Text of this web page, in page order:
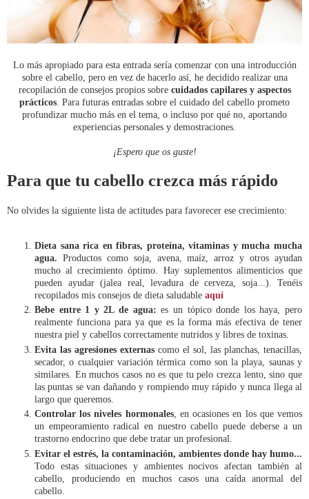
Lo más apropiado para esta entrada sería comenzar con una introducción
sobre el cabello, pero en vez de hacerlo así, he decidido realizar una
recopilación de consejos propios sobre cuidados capilares y aspectos
prácticos . Para futuras entradas sobre el cuidado del cabello prometo
profundizar mucho más en el tema, o incluso por qué no, aportando
experiencias personales y demostraciones.
¡Espero que os guste!
Para que tu cabello crezca más rápido
No olvides la siguiente lista de actitudes para favorecer ese crecimiento:
Dieta sana rica en fibras, proteína, vitaminas y mucha mucha
agua. Productos como soja, avena, maíz, arroz y otros ayudan
mucho al crecimiento óptimo. Hay suplementos alimenticios que
pueden ayudar (jalea real, levadura de cerveza, soja...). Tenéis
recopilados mis consejos de dieta saludable aquí
Bebe entre 1 y 2L de agua: es un tópico donde los haya, pero
realmente funciona para ya que es la forma más efectiva de tener
nuestra piel y cabellos correctamente nutridos y libres de toxinas.
Evita las agresiones externas como el sol, las planchas, tenacillas,
secador, o cualquier variación térmica como son la playa, saunas y
similares. En muchos casos no es que tu pelo crezca lento, sino que
las puntas se van dañando y rompiendo muy rápido y nunca llega al
largo que queremos.
Controlar los niveles hormonales, en ocasiones en los que vemos
un empeoramiento radical en nuestro cabello puede deberse a un
trastorno endocrino que debe tratar un profesional.
Evitar el estrés, la contaminación, ambientes donde hay humo...
Todo estas situaciones y ambientes nocivos afectan también al
cabello, produciendo en muchos casos una caída anormal del
cabello.